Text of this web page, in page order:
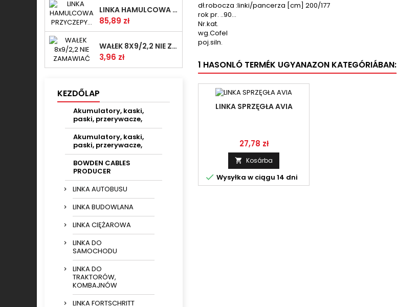
LINKA HAMULCOWA PRZYCZEPY KNOTT 1040/830 33921-1.07S
Ár
85,89 zł
WAŁEK 8X9/2,2 NIE ZAMAWIAĆ
Ár
3,96 zł
KEZDŐLAP
Akumulatory, kaski,
paski, przerywacze,
Akumulatory, kaski,
paski, przerywacze,
BOWDEN CABLES
PRODUCER
LINKA AUTOBUSU
LINKA BUDOWLANA
LINKA CIĘŻAROWA
LINKA DO
SAMOCHODU
LINKA DO
TRAKTORÓW,
KOMBAJNÓW
LINKA FORTSCHRITT
dł.robocza :linki/pancerza [cm] 200/177
rok pr. ..90...
Nr.kat.
wg.Cofel
poj.siln.
1 HASONLÓ TERMÉK UGYANAZON KATEGÓRIÁBAN:
LINKA SPRZĘGŁA AVIA
Ár
27,78 zł
 Kosárba
 Wysyłka w ciągu 14 dni